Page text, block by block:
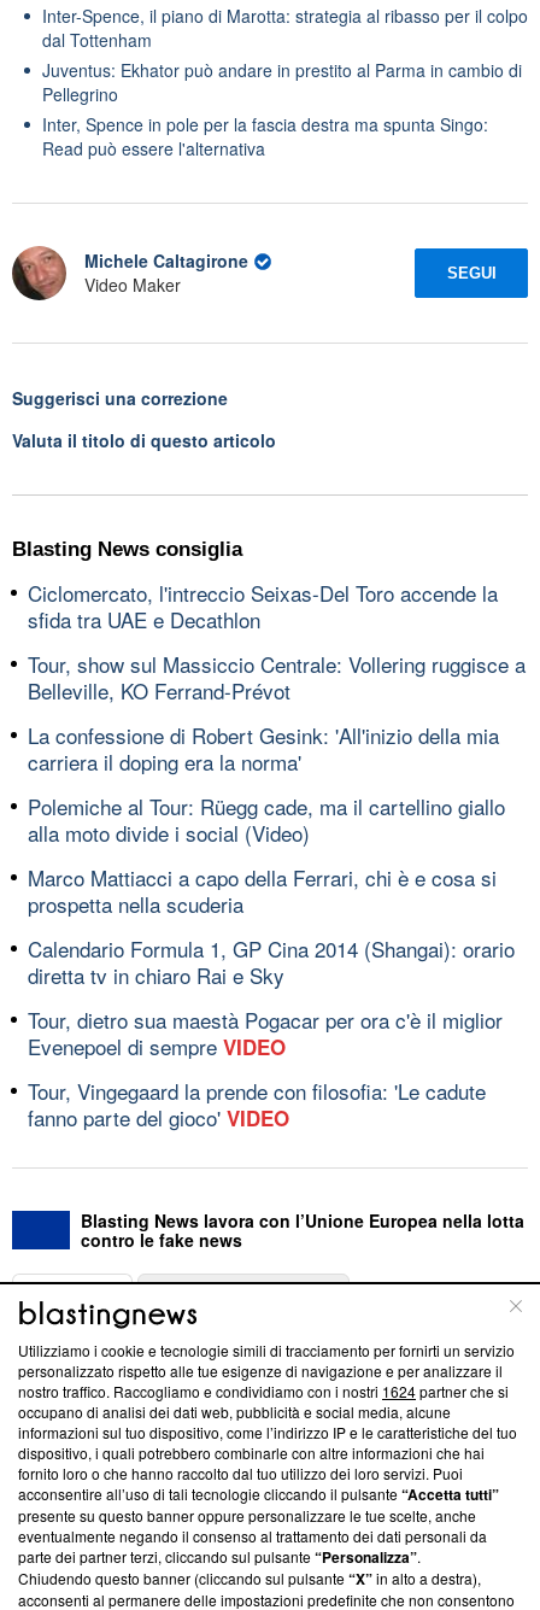
Inter-Spence, il piano di Marotta: strategia al ribasso per il colpo
dal Tottenham
Juventus: Ekhator può andare in prestito al Parma in cambio di
Pellegrino
Inter, Spence in pole per la fascia destra ma spunta Singo:
Read può essere l'alternativa
Michele Caltagirone
Video Maker
SEGUI
Suggerisci una correzione
Valuta il titolo di questo articolo
Blasting News consiglia
Ciclomercato, l'intreccio Seixas-Del Toro accende la
sfida tra UAE e Decathlon
Tour, show sul Massiccio Centrale: Vollering ruggisce a
Belleville, KO Ferrand-Prévot
La confessione di Robert Gesink: 'All'inizio della mia
carriera il doping era la norma'
Polemiche al Tour: Rüegg cade, ma il cartellino giallo
alla moto divide i social (Video)
Marco Mattiacci a capo della Ferrari, chi è e cosa si
prospetta nella scuderia
Calendario Formula 1, GP Cina 2014 (Shangai): orario
diretta tv in chiaro Rai e Sky
Tour, dietro sua maestà Pogacar per ora c'è il miglior
Evenepoel di sempre VIDEO
Tour, Vingegaard la prende con filosofia: 'Le cadute
fanno parte del gioco' VIDEO
Blasting News lavora con l’Unione Europea nella lotta
contro le fake news
ABOUT
Questa sezione offre informazioni trasparenti su Blasting
News, sui nostri processi editoriali e su come ci impegniamo a
creare news di qualità. Inoltre, afferma la nostra aderenza a
‘Trust Project - News with Integrity’Blasting News non è
ancora membro del programma, ma ha richiesto di farne
parte; Trust Project non ha ancora effettuato una verifica di
conformità agli standard.
Su di noi
Utilizziamo i cookie e tecnologie simili di tracciamento per fornirti un servizio
personalizzato rispetto alle tue esigenze di navigazione e per analizzare il
nostro traffico. Raccogliamo e condividiamo con i nostri 1624partner che si
occupano di analisi dei dati web, pubblicità e social media, alcune
informazioni sul tuo dispositivo, come l’indirizzo IP e le caratteristiche del tuo
dispositivo, i quali potrebbero combinarle con altre informazioni che hai
fornito loro o che hanno raccolto dal tuo utilizzo dei loro servizi. Puoi
acconsentire all’uso di tali tecnologie cliccando il pulsante“Accetta tutti”
presente su questo banner oppure personalizzare le tue scelte, anche
eventualmente negando il consenso al trattamento dei dati personali da
parte dei partner terzi, cliccando sul pulsante“Personalizza”.
Chiudendo questo banner (cliccando sul pulsante“X”in alto a destra),
acconsenti al permanere delle impostazioni predefinite che non consentono